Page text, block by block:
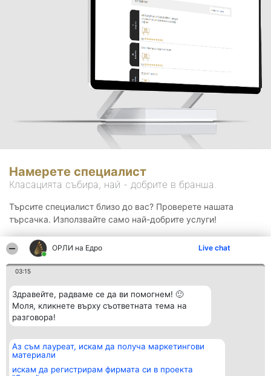
ОРЛИ на Едро Live chat
03:15
Здравейте, радваме се да ви помогнем! 🙂
Моля, кликнете върху съответната тема на
разговора!
Аз съм лауреат, искам да получа маркетингови
материали
искам да регистрирам фирмата си в проекта
Намерете специалист
Класацията събира, най - добрите в бранша.
Търсите специалист близо до вас? Проверете нашата
търсачка. Използвайте само най-добрите услуги!
Организатор на
класиране
BulevardulAleea Timișul De
Класация
всички
Контакти